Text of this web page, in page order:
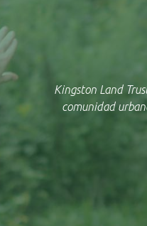
Kingston Land
comunidad